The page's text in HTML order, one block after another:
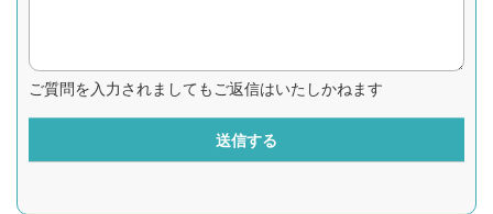
ご質問を入力されましてもご返信はいたしかねます
送信する